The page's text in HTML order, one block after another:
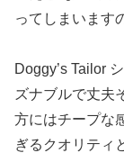
ってしまいます
Doggy’s Tailor
ズナブルで丈夫
方にはチープな
ぎるクオリティ